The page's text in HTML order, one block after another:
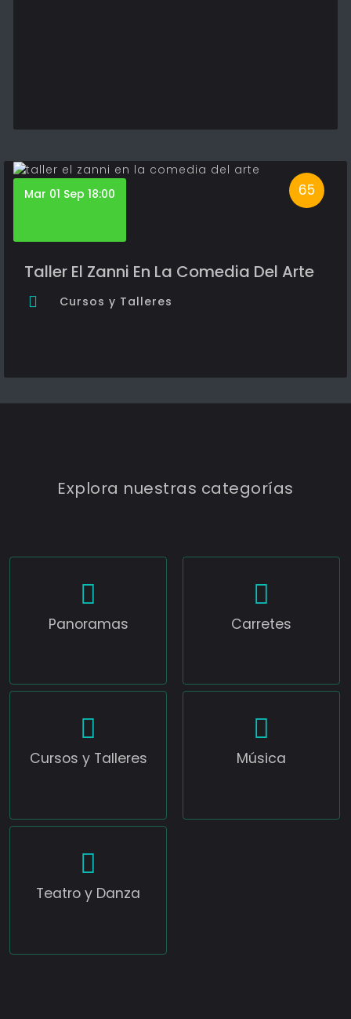
65
Mar 01 Sep 18:00
Taller El Zanni En La Comedia Del Arte
Cursos y Talleres
Explora nuestras categorías
Panoramas Carretes
Cursos y Talleres Música
Teatro y Danza